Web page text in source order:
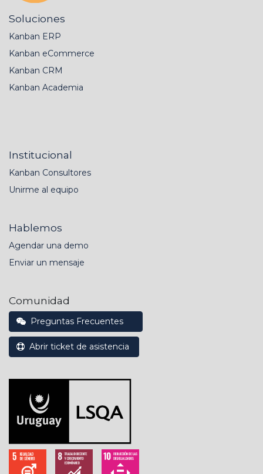
Soluciones
Kanban ERP
Kanban eCommerce
Kanban CRM
Kanban Academia
Institucional
Kanban Consultores
Unirme al equipo
Hablemos
Agendar una demo
Enviar un mensaje
Comunidad
Preguntas Frecuentes
Abrir ticket de asistencia